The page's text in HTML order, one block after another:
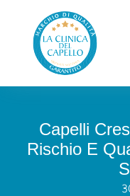
Capelli
Rischio E